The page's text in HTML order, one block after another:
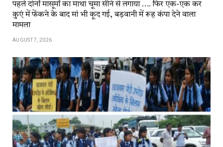
पहले दोनों मासूमों का माथा चूमा सीने से लगाया …. फिर एक-एक कर
कुएं में फेंकने के बाद मां भी कूद गई, बड़वानी में रूह कंपा देने वाला
मामला
AUGUST 7, 2026